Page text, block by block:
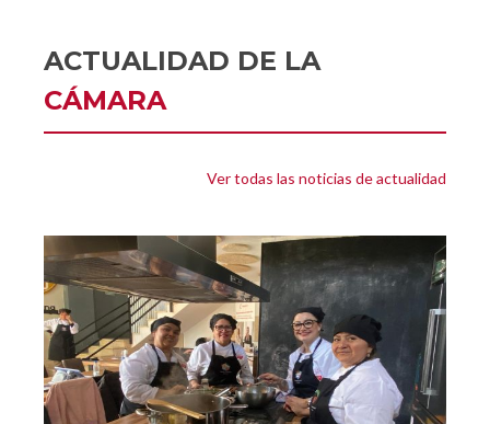
ACTUALIDAD DE LA
CÁMARA
Ver todas las noticias de actualidad